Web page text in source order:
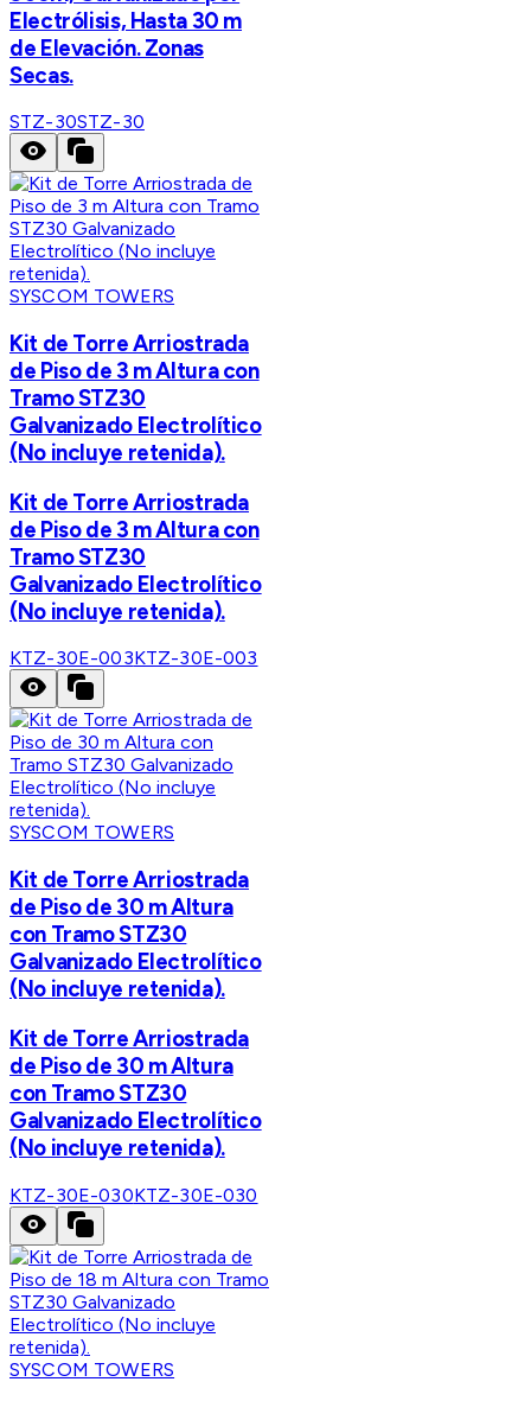
Electrólisis, Hasta 30 m
de Elevación. Zonas
Secas.
STZ-30STZ-30
SYSCOM TOWERS
Kit de Torre Arriostrada
de Piso de 3 m Altura con
Tramo STZ30
Galvanizado Electrolítico
(No incluye retenida).
Kit de Torre Arriostrada
de Piso de 3 m Altura con
Tramo STZ30
Galvanizado Electrolítico
(No incluye retenida).
KTZ-30E-003KTZ-30E-003
SYSCOM TOWERS
Kit de Torre Arriostrada
de Piso de 30 m Altura
con Tramo STZ30
Galvanizado Electrolítico
(No incluye retenida).
Kit de Torre Arriostrada
de Piso de 30 m Altura
con Tramo STZ30
Galvanizado Electrolítico
(No incluye retenida).
KTZ-30E-030KTZ-30E-030
SYSCOM TOWERS